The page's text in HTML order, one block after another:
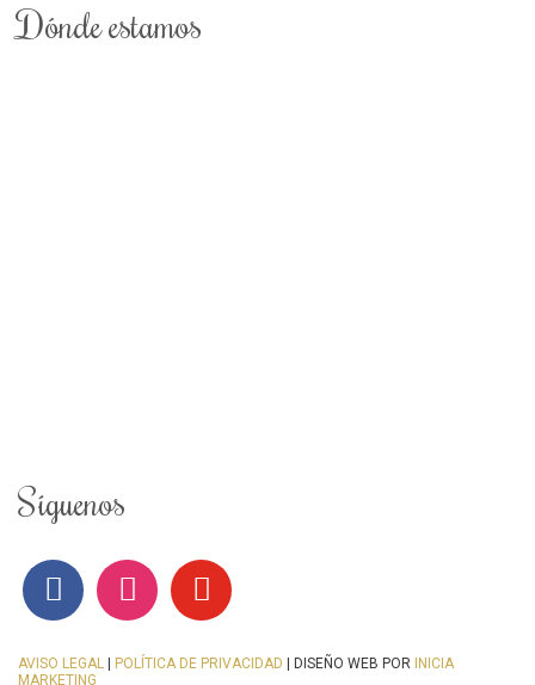
Dónde estamos
Síguenos
AVISO LEGAL POLÍTICA DE PRIVACIDAD | DISEÑO WEB POR
INICIA
MARKETING